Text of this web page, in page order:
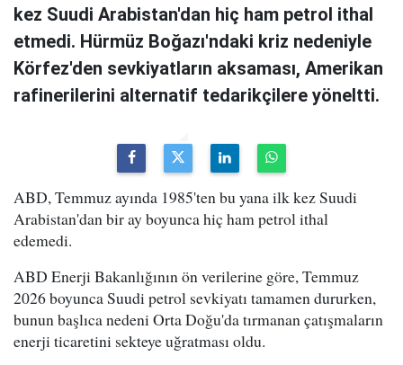
kez Suudi Arabistan'dan hiç ham petrol ithal
etmedi. Hürmüz Boğazı'ndaki kriz nedeniyle
Körfez'den sevkiyatların aksaması, Amerikan
rafinerilerini alternatif tedarikçilere yöneltti.
ABD, Temmuz ayında 1985'ten bu yana ilk kez Suudi
Arabistan'dan bir ay boyunca hiç ham petrol ithal
edemedi.
ABD Enerji Bakanlığının ön verilerine göre, Temmuz
2026 boyunca Suudi petrol sevkiyatı tamamen dururken,
bunun başlıca nedeni Orta Doğu'da tırmanan çatışmaların
enerji ticaretini sekteye uğratması oldu.